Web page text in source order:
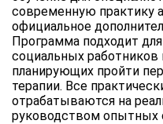
современную практику
официальное
Программа подходит
социальных работников
планирующих пройти
терапии. Все
отрабатываются на
руководством опытных